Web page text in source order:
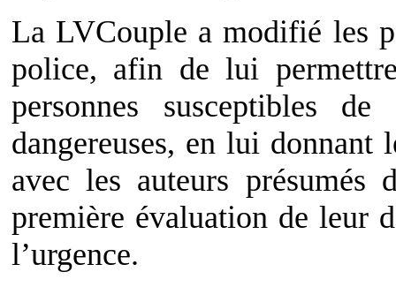
La LVCouple a modifié les
police, afin de lui
personnes susceptibles
dangereuses, en lui
avec les auteurs
première évaluation de leur
l’urgence.